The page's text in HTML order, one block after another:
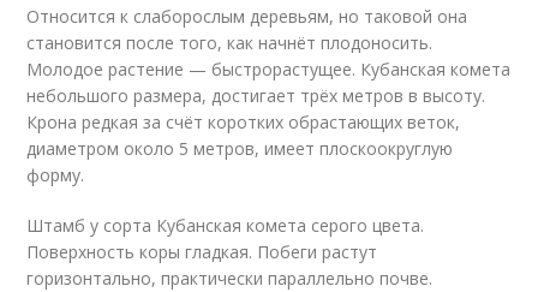
Относится к слаборослым деревьям, но таковой она
становится после того, как начнёт плодоносить.
Молодое растение — быстрорастущее. Кубанская комета
небольшого размера, достигает трёх метров в высоту.
Крона редкая за счёт коротких обрастающих веток,
диаметром около 5 метров, имеет плоскоокруглую
форму.
Штамб у сорта Кубанская комета серого цвета.
Поверхность коры гладкая. Побеги растут
горизонтально, практически параллельно почве.